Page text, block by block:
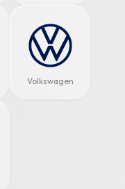
Volkswagen